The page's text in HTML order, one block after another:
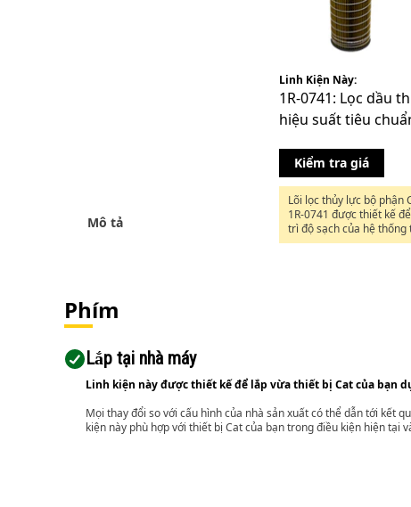
Mô tả
Linh Kiện Này:
1R-0741: Lọc dầu
hiệu suất tiêu
Kiểm tra giá
Lõi lọc thủy lực bộ phận
1R-0741 được thiết kế
trì độ sạch của hệ thống
hầu hết các ứng dụng
Phím
Lắp tại nhà máy
Linh kiện này được thiết kế để lắp vừa thiết bị Cat của bạn
Mọi thay đổi so với cấu hình của nhà sản xuất có thể dẫn tới kết
kiện này phù hợp với thiết bị Cat của bạn trong điều kiện hiện tại